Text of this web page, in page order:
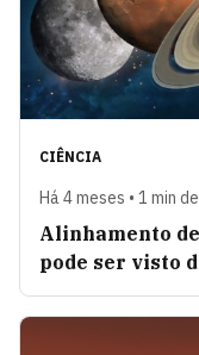
CIÊNCIA
Há 4 meses • 1 min
Alinhamento
pode ser visto